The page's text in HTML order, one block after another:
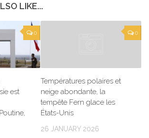
LIKE...
0
est
0
Températures polaires et
neige abondante, la
tempête Fern glace les
États-Unis
26 JANUARY 2026